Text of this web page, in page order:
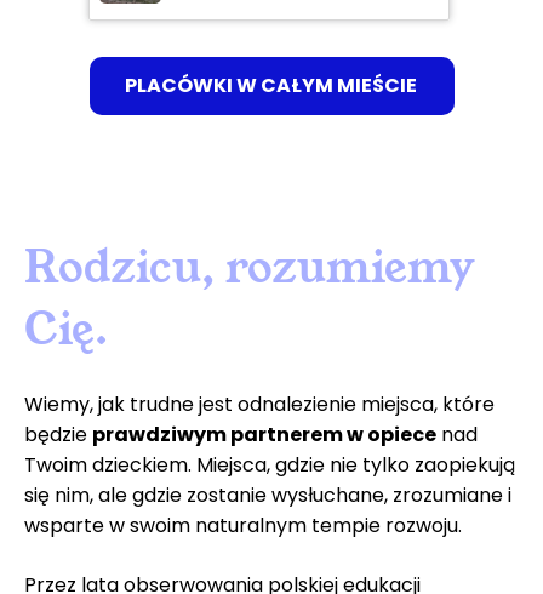
PLACÓWKI W CAŁYM MIEŚCIE
Rodzicu, rozumiemy
Cię.
Wiemy, jak trudne jest odnalezienie miejsca, które
będzie prawdziwym partnerem w opiece nad
Twoim dzieckiem. Miejsca, gdzie nie tylko zaopiekują
się nim, ale gdzie zostanie wysłuchane, zrozumiane i
wsparte w swoim naturalnym tempie rozwoju.
Przez lata obserwowania polskiej edukacji